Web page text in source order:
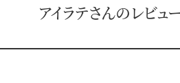
アイラテさんのレビュ